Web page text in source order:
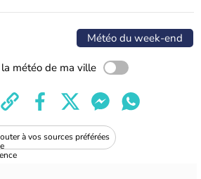
Météo du week-end
la météo de ma ville
à vos sources préférées